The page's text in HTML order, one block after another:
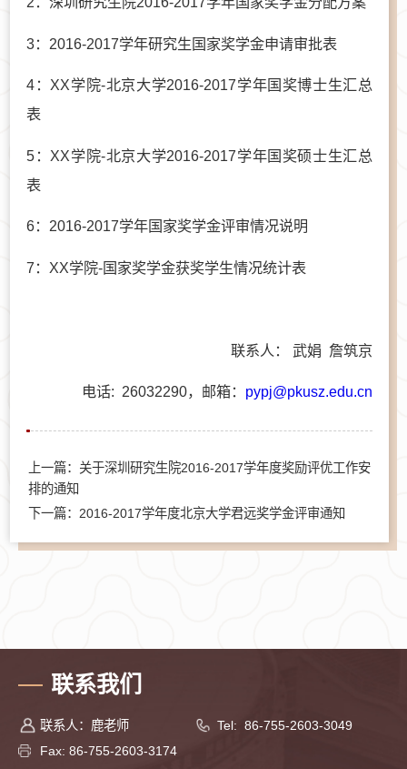
3：2016-2017学年研究生国家奖学金申请审批表
4：XX学院-北京大学2016-2017学年国奖博士生汇总
表
5：XX学院-北京大学2016-2017学年国奖硕士生汇总
表
6：2016-2017学年国家奖学金评审情况说明
7：XX学院-国家奖学金获奖学生情况统计表
联系人： 武娟 詹筑京
电话: 26032290，邮箱： pypj@pkusz.edu.cn
上一篇：关于深圳研究生院2016-2017学年度奖励评优工作安
排的通知
下一篇：2016-2017学年度北京大学君远奖学金评审通知
联系我们
联系人：鹿老师
Tel: 86-755-2603-3049
Fax: 86-755-2603-3174